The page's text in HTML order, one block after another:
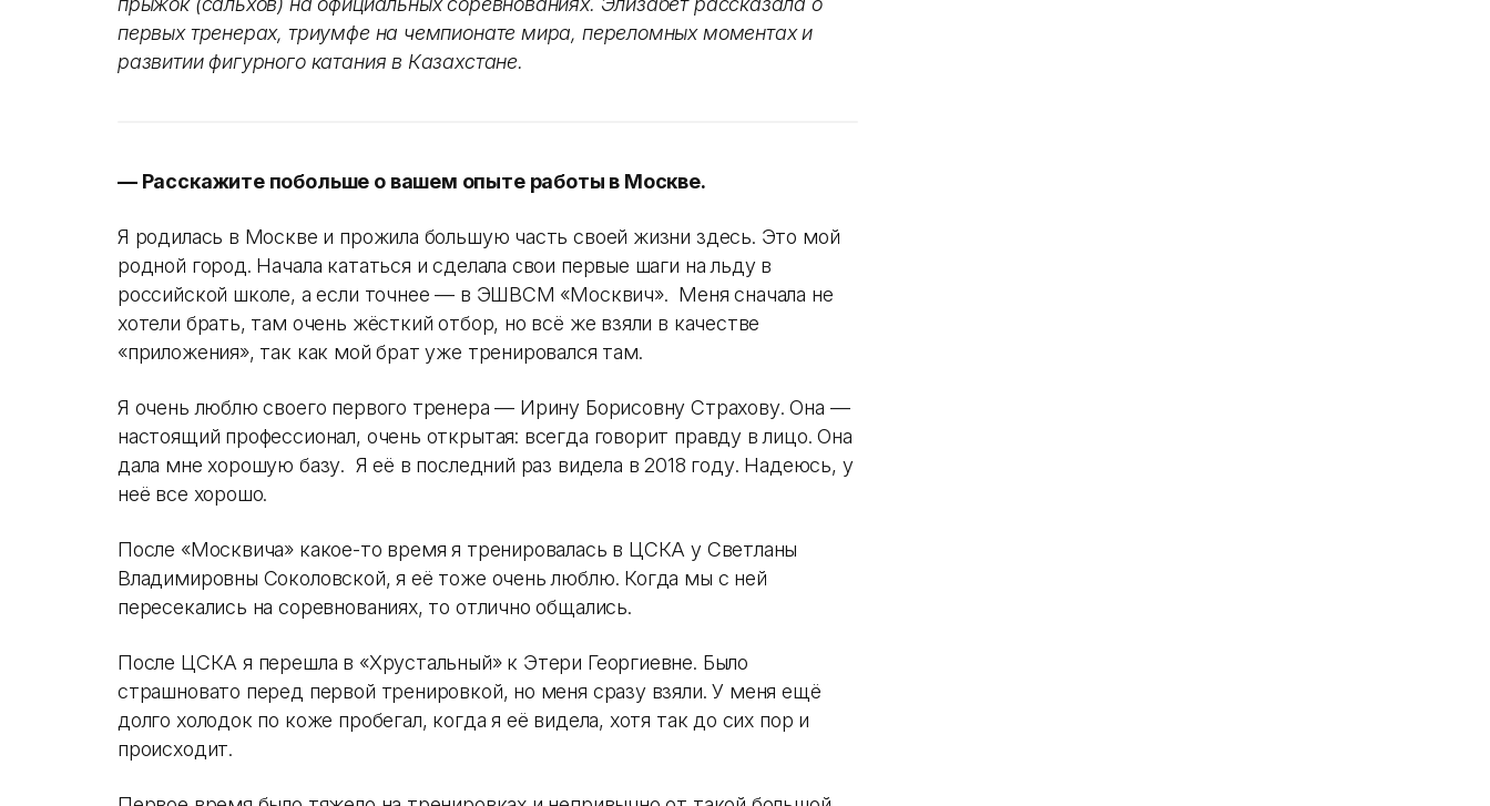
первых тренерах, триумфе на чемпионате мира, переломных моментах и
развитии фигурного катания в Казахстане.
— Расскажите побольше о вашем опыте работы в Москве.
Я родилась в Москве и прожила большую часть своей жизни здесь. Это мой
родной город. Начала кататься и сделала свои первые шаги на льду в
российской школе, а если точнее — в ЭШВСМ «Москвич». Меня сначала не
хотели брать, там очень жёсткий отбор, но всё же взяли в качестве
«приложения», так как мой брат уже тренировался там.
Я очень люблю своего первого тренера — Ирину Борисовну Страхову. Она —
настоящий профессионал, очень открытая: всегда говорит правду в лицо. Она
дала мне хорошую базу. Я её в последний раз видела в 2018 году. Надеюсь, у
неё все хорошо.
После «Москвича» какое-то время я тренировалась в ЦСКА у Светланы
Владимировны Соколовской, я её тоже очень люблю. Когда мы с ней
пересекались на соревнованиях, то отлично общались.
После ЦСКА я перешла в «Хрустальный» к Этери Георгиевне. Было
страшновато перед первой тренировкой, но меня сразу взяли. У меня ещё
долго холодок по коже пробегал, когда я её видела, хотя так до сих пор и
происходит.